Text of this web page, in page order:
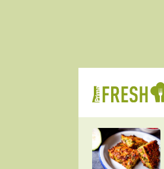
RYCHLOVKY